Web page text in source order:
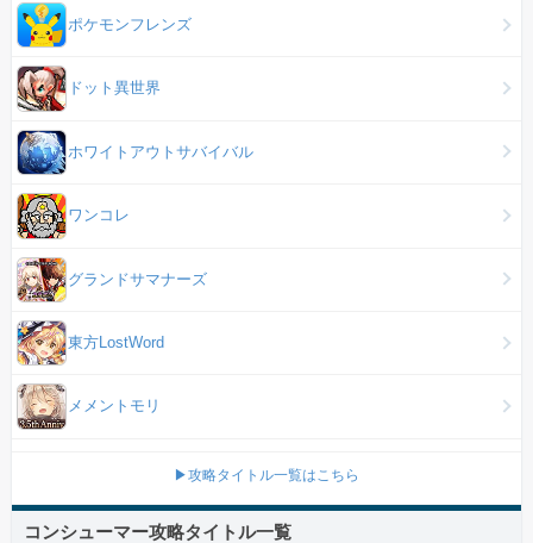
ポケモンフレンズ
ドット異世界
ホワイトアウトサバイバル
ワンコレ
グランドサマナーズ
東方LostWord
メメントモリ
▶攻略タイトル一覧はこちら
コンシューマー攻略タイトル一覧